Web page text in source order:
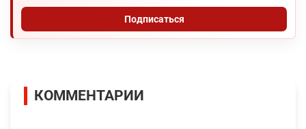
Подписаться
КОММЕНТАРИИ